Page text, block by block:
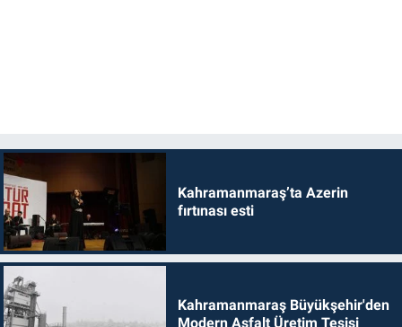
Kahramanmaraş’ta Azerin
fırtınası esti
Kahramanmaraş Büyükşehir'den
Modern Asfalt Üretim Tesisi